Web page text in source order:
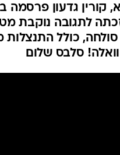
גדעון פרסמה
לתגובה נוקבת
סולחה, כולל
סלבס שלום